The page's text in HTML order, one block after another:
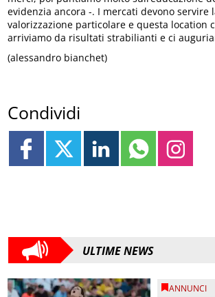
evidenzia ancora -. I mercati devono servire
valorizzazione particolare e questa location
arriviamo da risultati strabilianti e ci
(alessandro bianchet)
Condividi
ULTIME NEWS
ANNUNCI